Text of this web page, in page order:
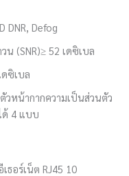
DNR, Defog
น (SNR)≥ 52 เดซิเบล
ดซิเบล
วหน้ากากความเป็นส่วนตัว
ด้ 4 แบบ
ธอร์เน็ต RJ45 10